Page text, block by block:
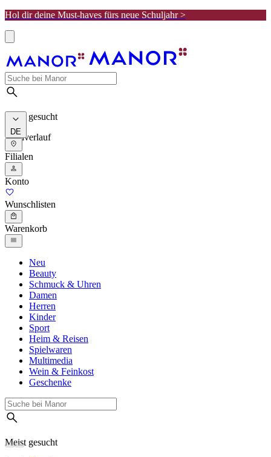
Hol dir deine Must-haves fürs neue Schuljahr >
Meist gesucht
Suchverlauf
DE
Filialen
Konto
Wunschlisten
Warenkorb
Neu
Beauty
Schmuck & Uhren
Damen
Herren
Kinder
Sport
Heim & Reisen
Spielwaren
Multimedia
Wein & Feinkost
Geschenke
Meist gesucht